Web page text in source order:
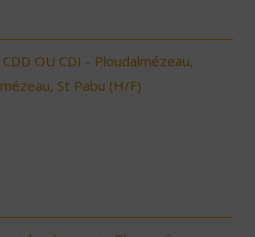
OU CDI - Ploudalmézeau,
St Pabu (H/F)